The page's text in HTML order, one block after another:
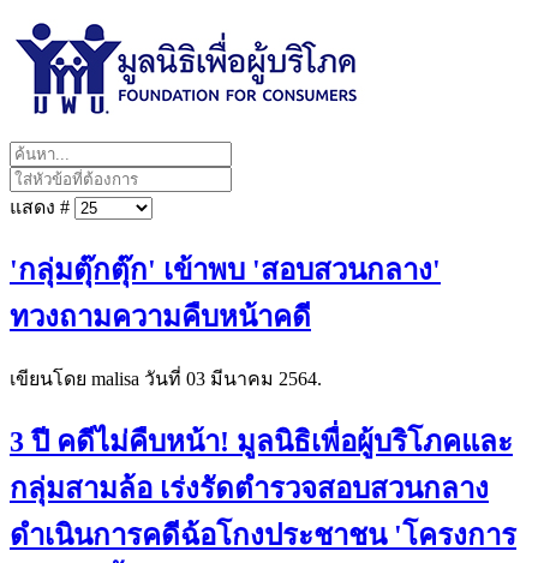
แสดง #
'กลุ่มตุ๊กตุ๊ก' เข้าพบ 'สอบสวนกลาง'
ทวงถามความคืบหน้าคดี
เขียนโดย malisa วันที่ 03 มีนาคม 2564.
3 ปี คดีไม่คืบหน้า! มูลนิธิเพื่อผู้บริโภคและ
กลุ่มสามล้อ เร่งรัดตำรวจสอบสวนกลาง
ดำเนินการคดีฉ้อโกงประชาชน 'โครงการ